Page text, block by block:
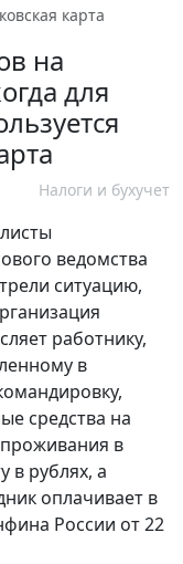
карта
на
для
Налоги и бухучет
ведомства
ситуацию,
работнику,
в
средства на
в
в рублях, а
оплачивает в
России от 22